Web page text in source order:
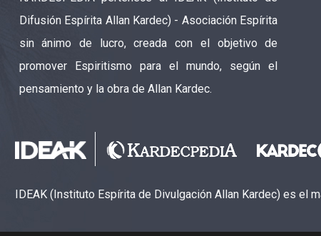
Difusión Espírita Allan Kardec) - Asociación Espírita
sin ánimo de lucro, creada con el objetivo de
promover Espiritismo para el mundo, según el
pensamiento y la obra de Allan Kardec.
IDEAK (Instituto Espírita de Divulgación Allan Kardec) es el